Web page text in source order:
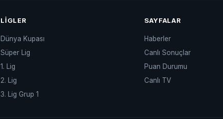
LIGLER
Dünya Kupası
Süper Lig
1. Lig
2. Lig
3. Lig Grup 1
SAYFALAR
Haberler
Canlı Sonuçlar
Puan Durumu
Canlı TV